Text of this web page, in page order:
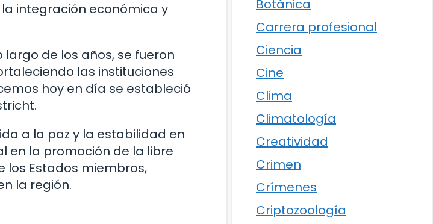
integración económica y
largo de los años, se fueron
las instituciones
hoy en día se estableció
a la paz y la estabilidad en
en la promoción de la libre
los Estados miembros,
la región.
Botánica
Carrera profesional
Ciencia
Cine
Clima
Climatología
Creatividad
Crimen
Crímenes
Criptozoología